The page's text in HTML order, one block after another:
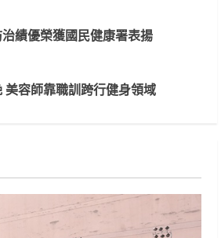
績優榮獲國民健康署表揚
容師靠職訓跨行健身領域